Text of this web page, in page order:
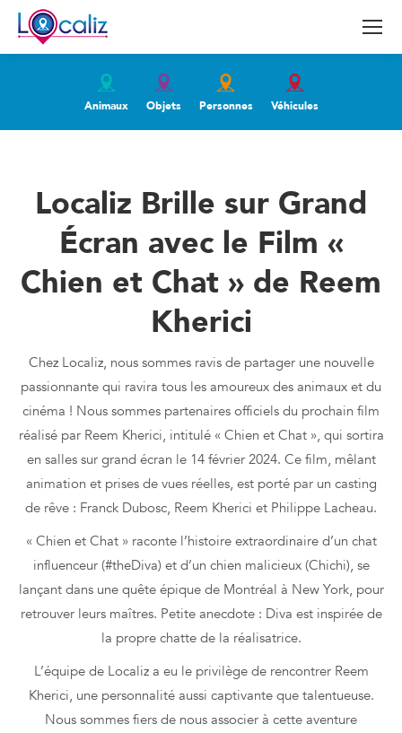
Animaux Objets Personnes Véhicules
Localiz Brille sur Grand
Écran avec le Film «
Chien et Chat » de Reem
Kherici
Chez Localiz, nous sommes ravis de partager une nouvelle
passionnante qui ravira tous les amoureux des animaux et du
cinéma ! Nous sommes partenaires officiels du prochain film
réalisé par Reem Kherici, intitulé « Chien et Chat », qui sortira
en salles sur grand écran le 14 février 2024. Ce film, mêlant
animation et prises de vues réelles, est porté par un casting
de rêve : Franck Dubosc, Reem Kherici et Philippe Lacheau.
« Chien et Chat » raconte l’histoire extraordinaire d’un chat
influenceur (#theDiva) et d’un chien malicieux (Chichi), se
lançant dans une quête épique de Montréal à New York, pour
retrouver leurs maîtres. Petite anecdote : Diva est inspirée de
la propre chatte de la réalisatrice.
L’équipe de Localiz a eu le privilège de rencontrer Reem
Kherici, une personnalité aussi captivante que talentueuse.
Nous sommes fiers de nous associer à cette aventure